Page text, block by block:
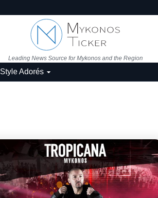
Leading News Source for Mykonos and the Region
Style Adorés